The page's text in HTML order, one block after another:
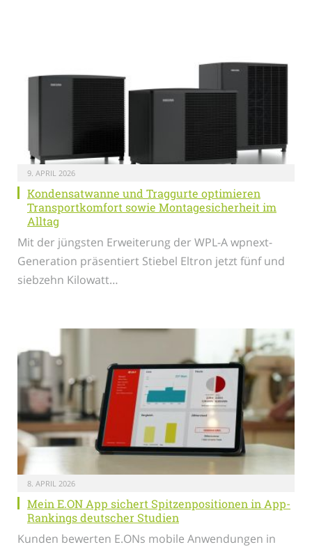
9. APRIL 2026
Kondensatwanne und Traggurte optimieren
Transportkomfort sowie Montagesicherheit im
Alltag
Mit der jüngsten Erweiterung der WPL-A wpnext-
Generation präsentiert Stiebel Eltron jetzt fünf und
siebzehn Kilowatt…
8. APRIL 2026
Mein E.ON App sichert Spitzenpositionen in App-
Rankings deutscher Studien
Kunden bewerten E.ONs mobile Anwendungen in